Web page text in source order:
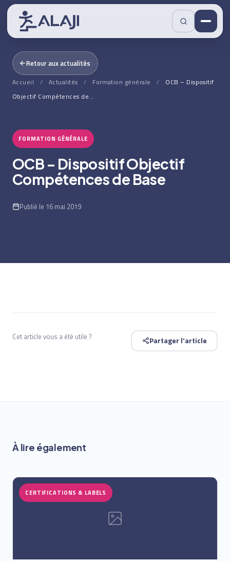
Retour aux actualités
Accueil / Actualités / Formation générale /
OCB – Dispositif
Objectif Compétences de…
FORMATION GÉNÉRALE
OCB – Dispositif Objectif
Compétences de Base
Publié le 16 mai 2019
Cet article vous a été utile ? Partager l'article
À lire également
CERTIFICATIONS & LABELS